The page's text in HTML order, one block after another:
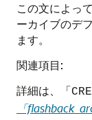
この文によっ
ーカイブのデ
ます。
関連項目:
詳細は、「
「